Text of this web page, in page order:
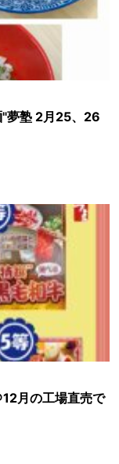
夢塾 2月25、26
月の工場直売で